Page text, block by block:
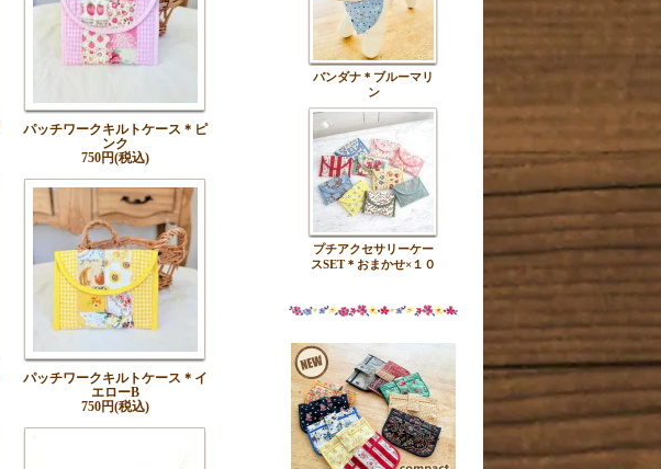
パッチワークキルトケース＊ピ
ンク
750円(税込)
パッチワークキルトケース＊イ
エローB
750円(税込)
バンダナ＊ブルーマリ
ン
プチアクセサリーケー
スSET＊おまかせ×１０